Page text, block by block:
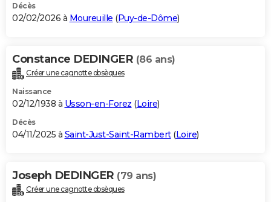
BONS PLANS
Carte de Noël
Carte Bonne année
Carte Saint-Valentin
Carte Pâques
Carte d'anniversaire
DICTIONNAIRE
Dictionnaire
Biographies
Citations
Expressions
Proverbes
PROGRAMME TV
S'inscrire
Se connecter
Lycées
Collèges
Primaires
Universités
Entreprises
Service militaire
Avis de recherche
AVIS DE DÉCÈS
Bricolage
Lifestyle
Culture
Sport
Auto
Television
Voyage
Cinema
Décès
02/02/2026 à Moureuille (Puy-de-Dôme)
Constance DEDINGER (86 ans)
Créer une cagnotte obsèques
Naissance
02/12/1938 à Usson-en-Forez (Loire)
Décès
04/11/2025 à Saint-Just-Saint-Rambert(Loire)
Joseph DEDINGER (79 ans)
Créer une cagnotte obsèques